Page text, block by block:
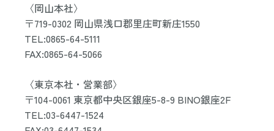
〈岡山本社〉
〒719-0302 岡山県浅口郡里庄町新庄1550
TEL:0865-64-5111
FAX:0865-64-5066
〈東京本社・営業部〉
〒104-0061 東京都中央区銀座5-8-9 BINO銀座2F
TEL:03-6447-1524